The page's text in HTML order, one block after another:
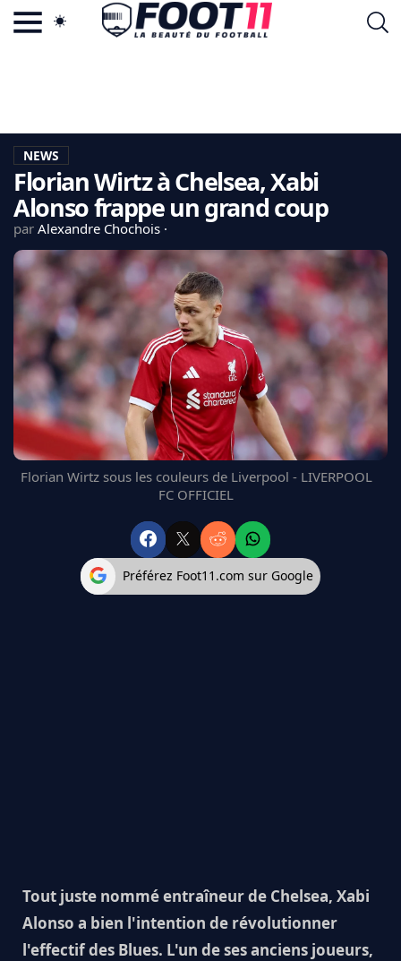
LA CHARTE
VIE PRIVÉE
CGU
CONTACTEZ-NOUS
MERCATO
CDM 2026
EDF
PSG
LIGUE 1
REAL MADRID
FC BARCELONE
MANCHESTER UNITED
CHELSEA
ARSENAL
NEWS
Florian Wirtz à Chelsea, Xabi
Alonso frappe un grand coup
par Alexandre Chochois
Florian Wirtz sous les couleurs de Liverpool - LIVERPOOL
FC OFFICIEL
Préférez Foot11.com sur Google
Tout juste nommé entraîneur de Chelsea, Xabi
Alonso a bien l'intention de révolutionner
l'effectif des Blues. L'un de ses anciens joueurs,